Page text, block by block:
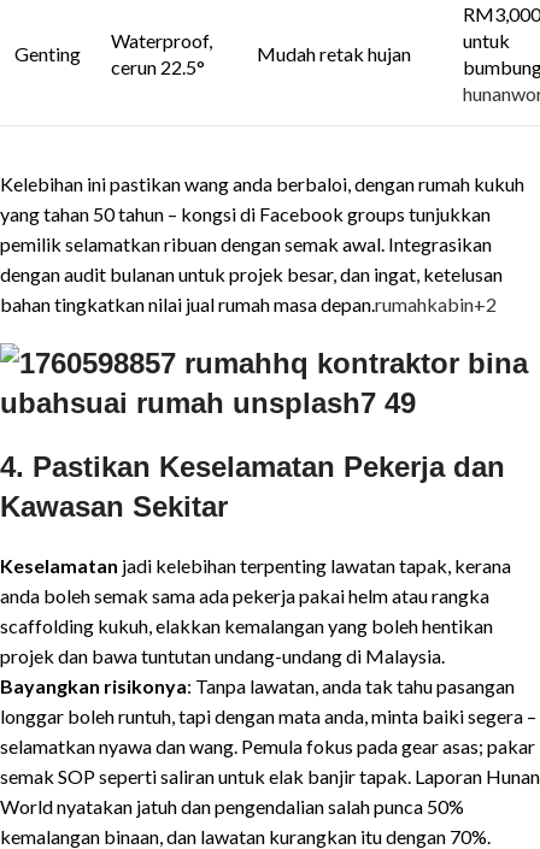
Genting
Waterproof,
cerun 22.5°
Mudah retak hujan
RM3,000
untuk
Kelebihan ini pastikan wang anda berbaloi, dengan rumah kukuh
yang tahan 50 tahun – kongsi di Facebook groups tunjukkan
pemilik selamatkan ribuan dengan semak awal. Integrasikan
dengan audit bulanan untuk projek besar, dan ingat, ketelusan
bahan tingkatkan nilai jual rumah masa depan.rumahkabin+2
4. Pastikan Keselamatan Pekerja dan
Kawasan Sekitar
Keselamatan jadi kelebihan terpenting lawatan tapak, kerana
anda boleh semak sama ada pekerja pakai helm atau rangka
scaffolding kukuh, elakkan kemalangan yang boleh hentikan
projek dan bawa tuntutan undang-undang di Malaysia.
Bayangkan risikonya: Tanpa lawatan, anda tak tahu pasangan
longgar boleh runtuh, tapi dengan mata anda, minta baiki segera –
selamatkan nyawa dan wang. Pemula fokus pada gear asas; pakar
semak SOP seperti saliran untuk elak banjir tapak. Laporan Hunan
World nyatakan jatuh dan pengendalian salah punca 50%
kemalangan binaan, dan lawatan kurangkan itu dengan 70%.